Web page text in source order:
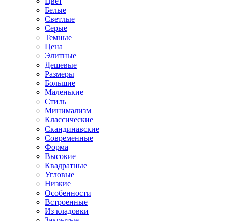
Белые
Светлые
Серые
Темные
Цена
Элитные
Дешевые
Размеры
Большие
Маленькие
Стиль
Минимализм
Классические
Скандинавские
Современные
Форма
Высокие
Квадратные
Угловые
Низкие
Особенности
Встроенные
Из кладовки